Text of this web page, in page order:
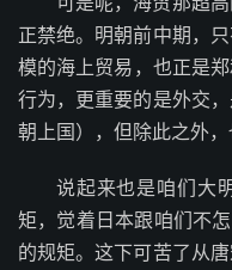
正禁绝。明朝前中期，
模的海上贸易，也正是
行为，更重要的是外交
朝上国），但除此之外，
说起来也是咱们大
矩，觉着日本跟咱们不
的规矩。这下可苦了从